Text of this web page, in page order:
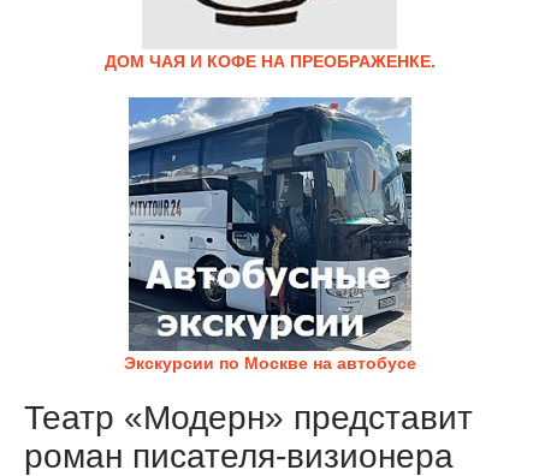
ДОМ ЧАЯ И КОФЕ НА ПРЕОБРАЖЕНКЕ.
Экскурсии по Москве на автобусе
Театр «Модерн» представит
роман писателя-визионера